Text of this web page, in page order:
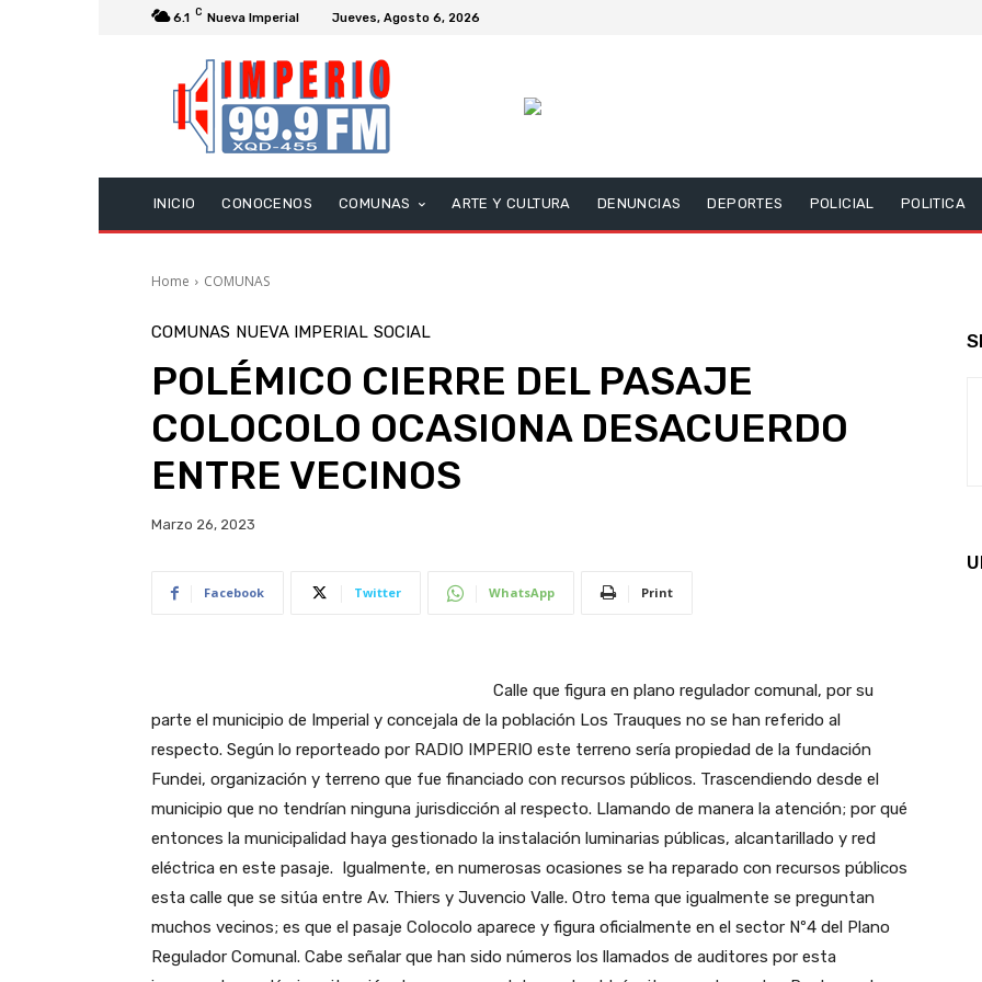
6.1 C Nueva Imperial Jueves, Agosto 6, 2026
INICIO CONOCENOS COMUNAS ARTE Y CULTURA DENUNCIAS DEPORTES POLICIAL POLITICA
Home COMUNAS
COMUNAS NUEVA IMPERIAL SOCIAL
POLÉMICO CIERRE DEL PASAJE
COLOCOLO OCASIONA DESACUERDO
ENTRE VECINOS
Marzo 26, 2023
Facebook Twitter WhatsApp Print
Calle que figura en plano regulador comunal, por su
parte el municipio de Imperial y concejala de la población Los Trauques no se han referido al
respecto. Según lo reporteado por RADIO IMPERIO este terreno sería propiedad de la fundación
Fundei, organización y terreno que fue financiado con recursos públicos. Trascendiendo desde el
municipio que no tendrían ninguna jurisdicción al respecto. Llamando de manera la atención; por qué
entonces la municipalidad haya gestionado la instalación luminarias públicas, alcantarillado y red
eléctrica en este pasaje. Igualmente, en numerosas ocasiones se ha reparado con recursos públicos
esta calle que se sitúa entre Av. Thiers y Juvencio Valle. Otro tema que igualmente se preguntan
muchos vecinos; es que el pasaje Colocolo aparece y figura oficialmente en el sector Nº4 del Plano
Regulador Comunal. Cabe señalar que han sido números los llamados de auditores por esta